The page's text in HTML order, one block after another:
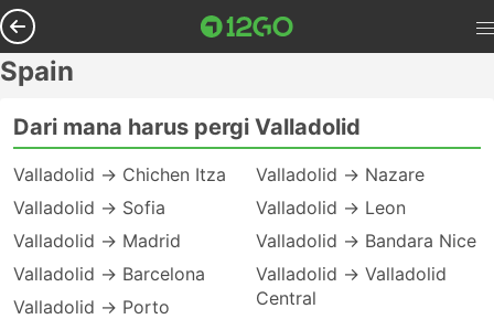
Spain
Dari mana harus pergi Valladolid
Valladolid → Chichen Itza
Valladolid → Sofia
Valladolid → Madrid
Valladolid → Barcelona
Valladolid → Porto
Valladolid → Nazare
Valladolid → Leon
Valladolid → Bandara Nice
Valladolid → Valladolid
Central